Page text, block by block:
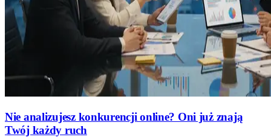
Nie analizujesz konkurencji online? Oni już znają
Twój każdy ruch